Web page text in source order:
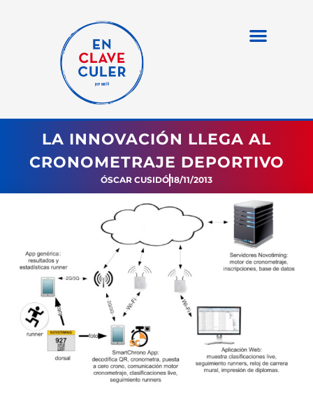
LA INNOVACIÓN LLEGA AL
CRONOMETRAJE DEPORTIVO
ÓSCAR CUSIDÓ18/11/2013